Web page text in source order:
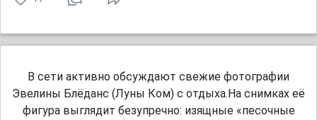
В сети активно обсуждают свежие фотографии
Эвелины Блёданс (Луны Ком) с отдыха.На снимках её
фигура выглядит безупречно: изящные «песочные